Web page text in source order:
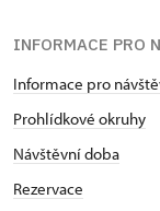
INFORMACE PRO
Informace pro
Prohlídkové okruhy
Návštěvní doba
Rezervace